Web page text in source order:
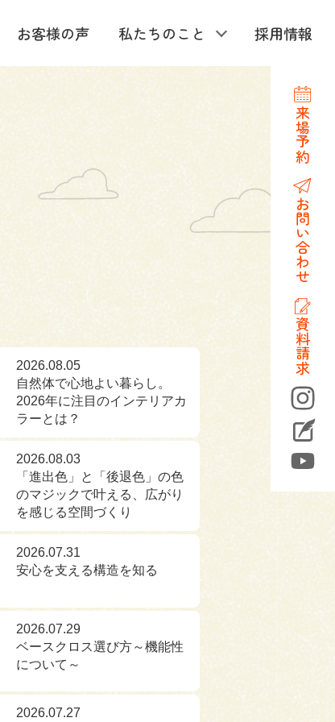
お客様の声 私たちのこと 採用情報
来場予約
お問い合わせ
資料請求
2026.08.05
自然体で心地よい暮らし。
2026年に注目のインテリアカ
ラーとは？
2026.08.03
「進出色」と「後退色」の色
のマジックで叶える、広がり
を感じる空間づくり
2026.07.31
安心を支える構造を知る
2026.07.29
ベースクロス選び方～機能性
について～
2026.07.27